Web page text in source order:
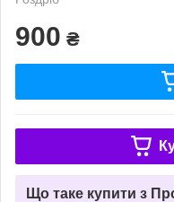
900 ₴
Що таке купити з